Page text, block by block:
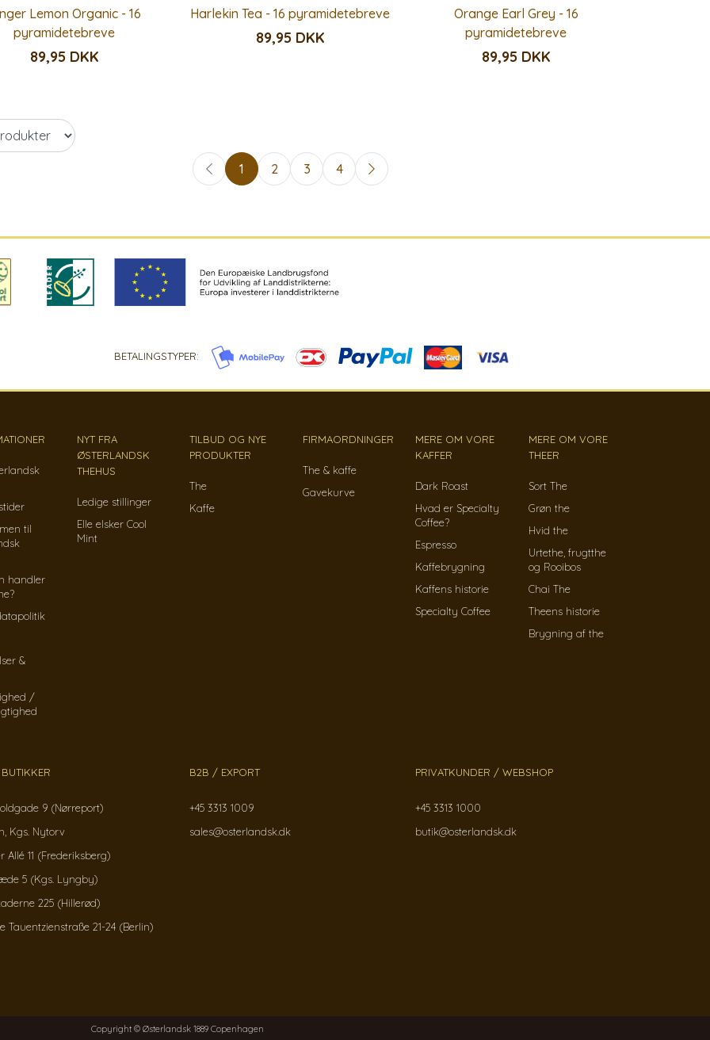
Lemon Organic - 16
pyramidetebreve
89,95 DKK
Harlekin Tea - 16 pyramidetebreve
89,95 DKK
Orange Earl Grey - 16
pyramidetebreve
89,95 DKK
1 2 3 4
BETALINGSTYPER:
til
handler
&
/
NYT FRA
ØSTERLANDSK
THEHUS
Ledige stillinger
Elle elsker Cool
Mint
TILBUD OG NYE
PRODUKTER
The
Kaffe
FIRMAORDNINGER
The & kaffe
Gavekurve
MERE OM VORE
KAFFER
Dark Roast
Hvad er Specialty
Coffee?
Espresso
Kaffebrygning
Kaffens historie
Specialty Coffee
MERE OM VORE
THEER
Sort The
Grøn the
Hvid the
Urtethe, frugtthe
og Rooibos
Chai The
Theens historie
Brygning af the
9 (Nørreport)
Kgs. Nytorv
Allé 11 (Frederiksberg)
5 (Kgs. Lyngby)
225 (Hillerød)
Tauentzienstraße 21-24 (Berlin)
B2B / EXPORT
+45 3313 1009
sales@osterlandsk.dk
PRIVATKUNDER / WEBSHOP
+45 3313 1000
butik@osterlandsk.dk
Copyright © Østerlandsk 1889 Copenhagen